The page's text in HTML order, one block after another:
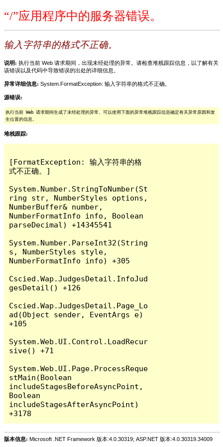
“/”应用程序中的服务器错误。
输入字符串的格式不正确。
说明: 执行当前 Web 请求期间，出现未经处理的异常。请检查堆栈跟踪信息，以了解有关
该错误以及代码中导致错误的出处的详细信息。
异常详细信息: System.FormatException: 输入字符串的格式不正确。
源错误:
执行当前 Web 请求期间生成了未经处理的异常。可以使用下面的异常堆栈跟踪信息确定有关异常原因和发
生位置的信息。
堆栈跟踪:
[FormatException: 输入字符串的格
式不正确。]
System.Number.StringToNumber(St
ring str, NumberStyles options,
NumberBuffer& number,
NumberFormatInfo info, Boolean
parseDecimal) +14345541
System.Number.ParseInt32(String
s, NumberStyles style,
NumberFormatInfo info) +305
Cscied.Wap.JudgesDetail.InfoJud
gesDetail() +126
Cscied.Wap.JudgesDetail.Page_Lo
ad(Object sender, EventArgs e)
+105
System.Web.UI.Control.LoadRecur
sive() +71
System.Web.UI.Page.ProcessReque
stMain(Boolean
includeStagesBeforeAsyncPoint,
Boolean
includeStagesAfterAsyncPoint)
版本信息: Microsoft .NET Framework 版本:4.0.30319; ASP.NET 版本:4.0.30319.34009